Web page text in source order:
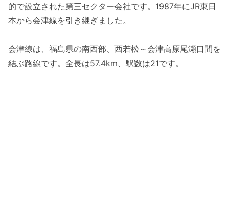
的で設立された第三セクター会社です。1987年にJR東日
本から会津線を引き継ぎました。
会津線は、福島県の南西部、西若松～会津高原尾瀬口間を
結ぶ路線です。全長は57.4km、駅数は21です。